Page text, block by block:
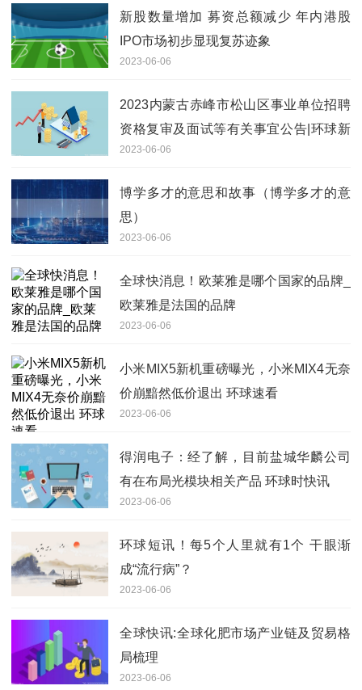
新股数量增加 募资总额减少 年内港股
IPO市场初步显现复苏迹象
2023-06-06
2023内蒙古赤峰市松山区事业单位招聘
资格复审及面试等有关事宜公告|环球新
要闻
2023-06-06
博学多才的意思和故事（博学多才的意
思）
2023-06-06
全球快消息！欧莱雅是哪个国家的品牌_
欧莱雅是法国的品牌
2023-06-06
小米MIX5新机重磅曝光，小米MIX4无奈
价崩黯然低价退出 环球速看
2023-06-06
得润电子：经了解，目前盐城华麟公司
有在布局光模块相关产品 环球时快讯
2023-06-06
环球短讯！每5个人里就有1个 干眼渐
成“流行病”？
2023-06-06
全球快讯:全球化肥市场产业链及贸易格
局梳理
2023-06-06